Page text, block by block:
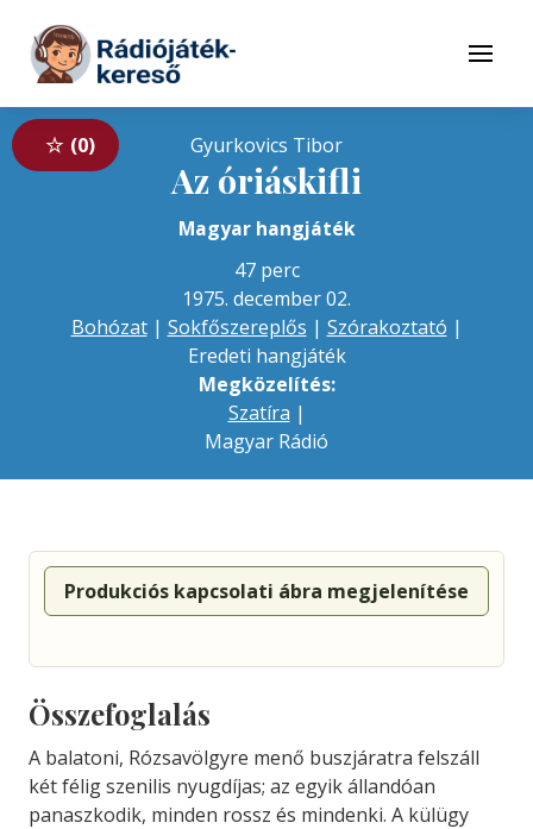
Tovább a tartalomhoz
Menü
0 Gyurkovics Tibor
Az óriáskifli
Magyar hangjáték
47 perc
1975. december 02.
Bohózat| Sokfőszereplős | Szórakoztató |
Eredeti hangjáték
Megközelítés:
Szatíra |
Magyar Rádió
Produkciós kapcsolati ábra megjelenítése
Összefoglalás
A balatoni, Rózsavölgyre menő buszjáratra felszáll
két félig szenilis nyugdíjas; az egyik állandóan
panaszkodik, minden rossz és mindenki. A külügy